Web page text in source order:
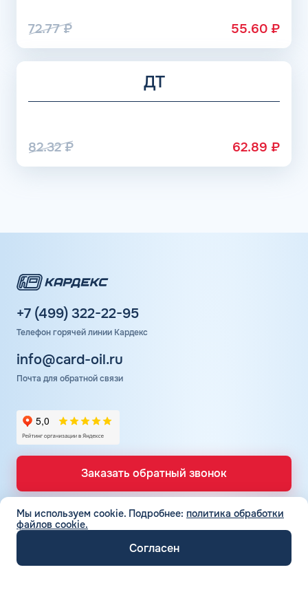
72.77₽ 55.60 ₽
ДТ
82.32₽ 62.89 ₽
+7 (499) 322-22-95
Телефон горячей линии Кардекс
info@card-oil.ru
Почта для обратной связи
Заказать обратный звонок
ТОПЛИВНЫЕ КАРТЫ
Топливные карты КАРДЕКС
Мы используем cookie. Подробнее: политика обработки
файлов cookie.
Согласен